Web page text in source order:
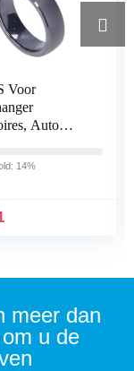
Voor
Auto
Mat Zwart
X…
14%
meer dan
u de